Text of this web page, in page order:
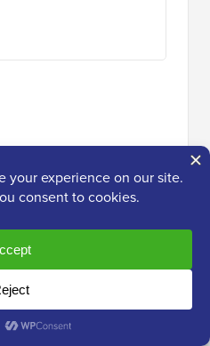
ho oltre 7000. Posso